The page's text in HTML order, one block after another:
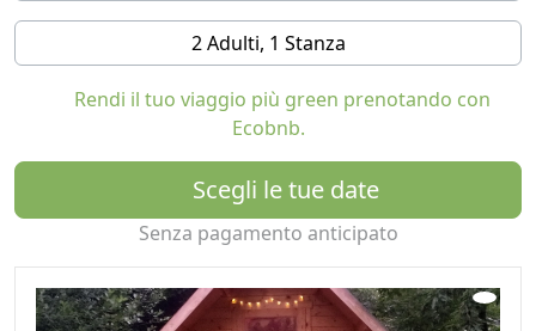
I dintorni boscosi e montuosi offrono numerosi sentieri
escursionistici e piste ciclabili e un laghetto balneabile
gratuito a pochi passi.
I fornitori locali nella città vicina sono raggiungibili a
piedi, le cittadine di Judenburg e Murau sono
raggiungibili in auto in circa 20 minuti e lo Spielbergring
La stazione ferroviaria di Unzmarkt è a circa 15 minuti a
piedi, e c'è una piccola fermata del treno regionale in
città. Il parcheggio è gratuito e sicuro all'interno della
proprietà.
2 Adulti, 1 Stanza
Rendi il tuo viaggio più green prenotando con
Ecobnb.
Scegli le tue date
Senza pagamento anticipato